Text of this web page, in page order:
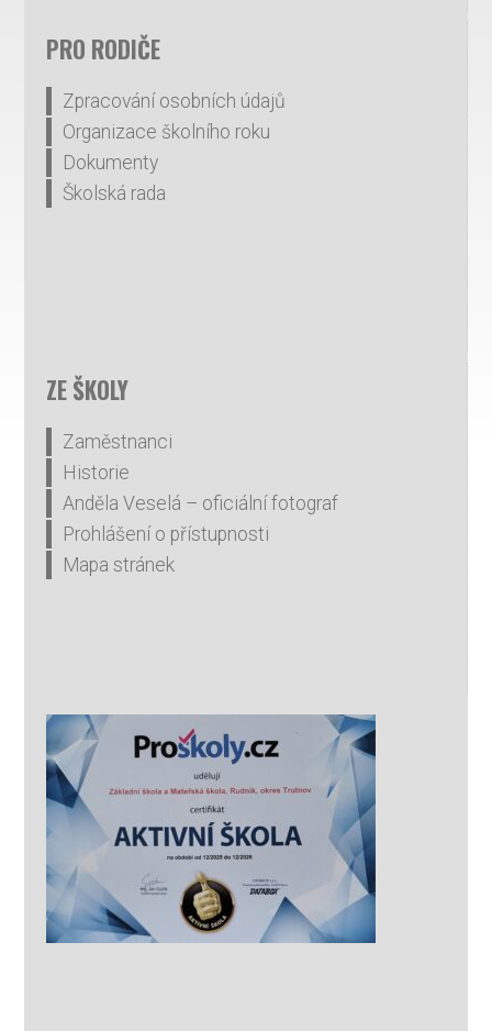
PRO RODIČE
Zpracování osobních údajů
Organizace školního roku
Dokumenty
Školská rada
ZE ŠKOLY
Zaměstnanci
Historie
Anděla Veselá – oficiální fotograf
Prohlášení o přístupnosti
Mapa stránek